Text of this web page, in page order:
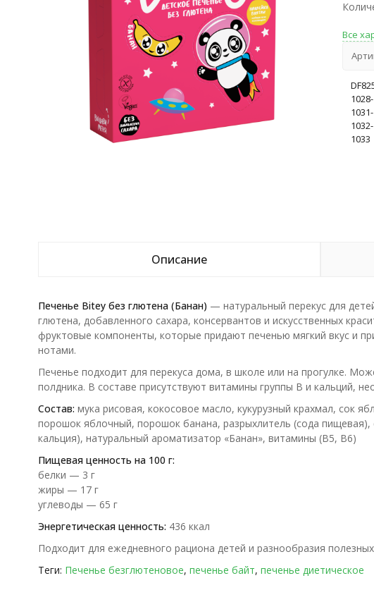
Все
1028-
1031-
1032-
1033
Описание
Печенье Bitey без глютена (Банан) — натуральный перекус для
глютена, добавленного сахара, консервантов и искусственных
фруктовые компоненты, которые придают печенью мягкий вкус и
нотами.
Печенье подходит для перекуса дома, в школе или на прогулке.
полдника. В составе присутствуют витамины группы B и кальций,
Состав: мука рисовая, кокосовое масло, кукурузный крахмал, сок
порошок яблочный, порошок банана, разрыхлитель (сода пищевая),
кальция), натуральный ароматизатор «Банан», витамины (B5, B6)
Пищевая ценность на 100 г:
белки — 3 г
жиры — 17 г
углеводы — 65 г
Энергетическая ценность: 436 ккал
Подходит для ежедневного рациона детей и разнообразия
Теги: Печенье безглютеновое, печенье байт, печенье диетическое